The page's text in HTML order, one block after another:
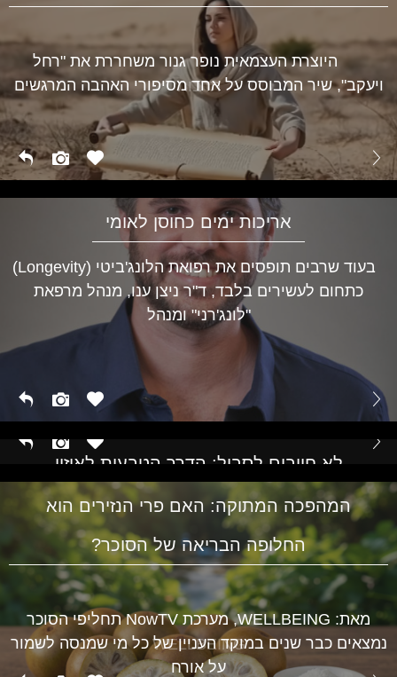
תרבות
היוצרת העצמאית נופר גנור משחררת את "רחל
ויעקב", שיר המבוסס על אחד מסיפורי האהבה המרגשים
אריכות ימים כחוסן לאומי
בעוד שרבים תופסים את רפואת הלונג'ביטי (Longevity)
כתחום לעשירים בלבד, ד"ר ניצן ענו, מנהל מרפאת
"לונג'רני" ומנהל
לא חייבים לסבול: הדרך הטבעית לאיזון
הורמונלי בכל גיל
WELLBEING
מגלי חום בגיל המעבר ועד לתסמיני PMS אצל נערות –
השינויים ההורמונליים משפיעים על מצב הרוח, השינה
המהפכה המתוקה: האם פרי הנזירים הוא
החלופה הבריאה של הסוכר?
WELLBEING
מאת: WELLBEING, מערכת NowTV תחליפי הסוכר
נמצאים כבר שנים במוקד העניין של כל מי שמנסה לשמור
על אורח